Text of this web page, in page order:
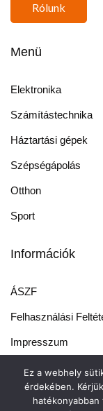
Rólunk
Menü
Elektronika
Számítástechnika
Háztartási gépek
Szépségápolás
Otthon
Sport
Információk
ÁSZF
Felhasználási
Impresszum
Vásárlási Tanácsok
Ez a webhely
érdekében.